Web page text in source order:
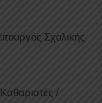
Σχολικής
/